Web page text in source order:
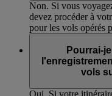
Non. Si vous
devez procéder à
pour les vols opérés
Pourrai-
vols